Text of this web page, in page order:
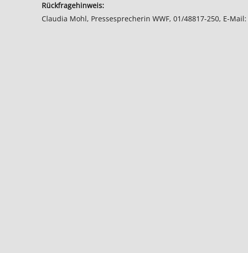
Rückfragehinweis:
Claudia Mohl, Pressesprecherin WWF, 01/48817-250, E-Mail: